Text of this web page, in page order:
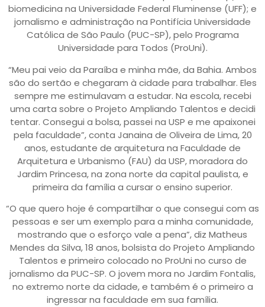
biomedicina na Universidade Federal Fluminense (UFF); e
jornalismo e administração na Pontifícia Universidade
Católica de São Paulo (PUC-SP), pelo Programa
Universidade para Todos (ProUni).
“Meu pai veio da Paraíba e minha mãe, da Bahia. Ambos
são do sertão e chegaram à cidade para trabalhar. Eles
sempre me estimulavam a estudar. Na escola, recebi
uma carta sobre o Projeto Ampliando Talentos e decidi
tentar. Consegui a bolsa, passei na USP e me apaixonei
pela faculdade”, conta Janaina de Oliveira de Lima, 20
anos, estudante de arquitetura na Faculdade de
Arquitetura e Urbanismo (FAU) da USP, moradora do
Jardim Princesa, na zona norte da capital paulista, e
primeira da família a cursar o ensino superior.
“O que quero hoje é compartilhar o que consegui com as
pessoas e ser um exemplo para a minha comunidade,
mostrando que o esforço vale a pena”, diz Matheus
Mendes da Silva, 18 anos, bolsista do Projeto Ampliando
Talentos e primeiro colocado no ProUni no curso de
jornalismo da PUC-SP. O jovem mora no Jardim Fontalis,
no extremo norte da cidade, e também é o primeiro a
ingressar na faculdade em sua família.